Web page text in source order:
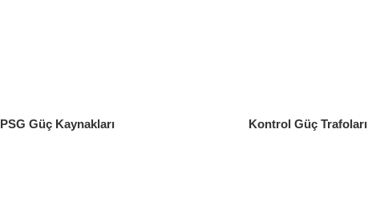
PSG Güç Kaynakları Kontrol Güç Trafoları